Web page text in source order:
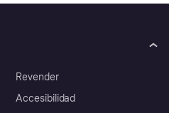
Revender
Accesibilidad